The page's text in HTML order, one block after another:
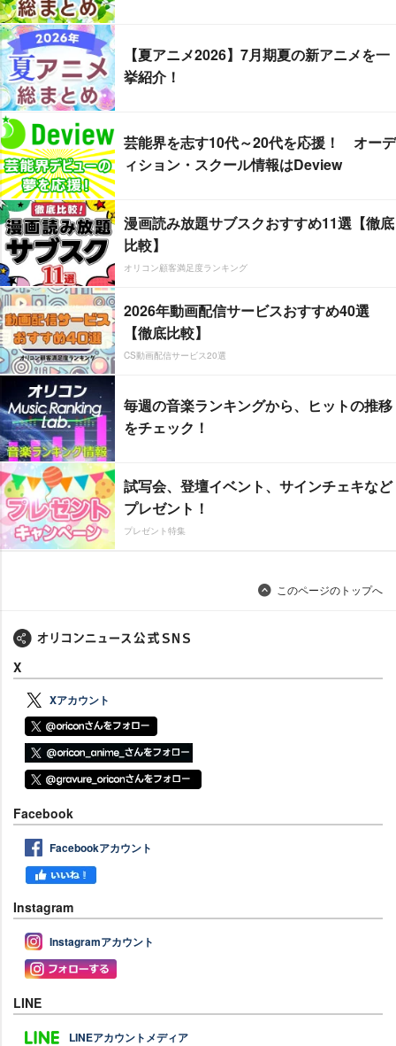
【夏アニメ2026】7月期夏の新アニメを一
挙紹介！
芸能界を志す10代～20代を応援！ オーデ
ィション・スクール情報はDeview
漫画読み放題サブスクおすすめ11選【徹底
比較】
オリコン顧客満足度ランキング
2026年動画配信サービスおすすめ40選
【徹底比較】
CS動画配信サービス20選
毎週の音楽ランキングから、ヒットの推移
をチェック！
試写会、登壇イベント、サインチェキなど
プレゼント！
プレゼント特集
このページのトップへ
X
Xアカウント
Facebook
Facebookアカウント
Instagram
Instagramアカウント
LINE
LINEアカウントメディア